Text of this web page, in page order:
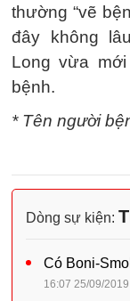
thường “vẽ
đây không
Long vừa
bệnh.
* Tên người
Dòng sự kiện:
Có Boni-
16:07 25/09/2019